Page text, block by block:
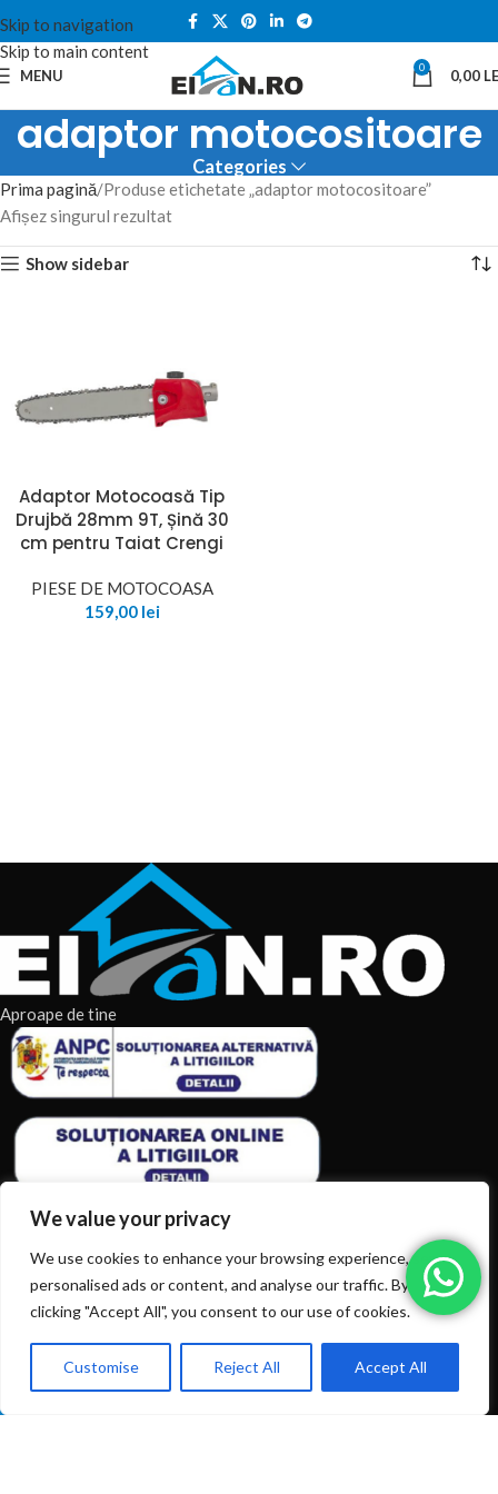
We value your privacy
We use cookies to enhance your browsing experience, serve
personalised ads or content, and analyse our traffic. By
clicking "Accept All", you consent to our use of cookies.
Customise Reject All Accept All
Ai intrebări? Sună la: +40720366616
Skip to navigation
Skip to main content
MENU 0 0,00
adaptor motocositoare
Categories
Prima pagină Produse etichetate „adaptor motocositoare”
Afișez singurul rezultat
Show sidebar
Adaptor Motocoasă Tip
Drujbă 28mm 9T, Șină 30
cm pentru Taiat Crengi
PIESE DE MOTOCOASA
159,00 lei
Aproape de tine
ARTICOLE RECENTE
TERMENI & CONDITII
CATEGORII DE PRODUSE
0